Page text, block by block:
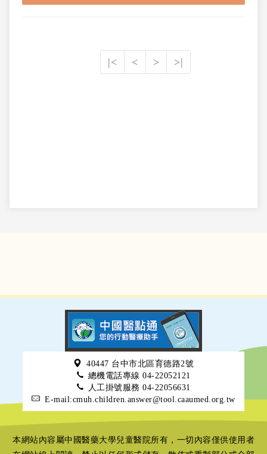
|< < > >|
40447 台中市北區育德路2號
總機電話專線 04-22052121
人工掛號服務 04-22056631
E-mail:cmuh.children.answer@tool.caaumed.org.tw
本網站內容屬中國醫藥大學兒童醫院所有，一切內容僅供使用者